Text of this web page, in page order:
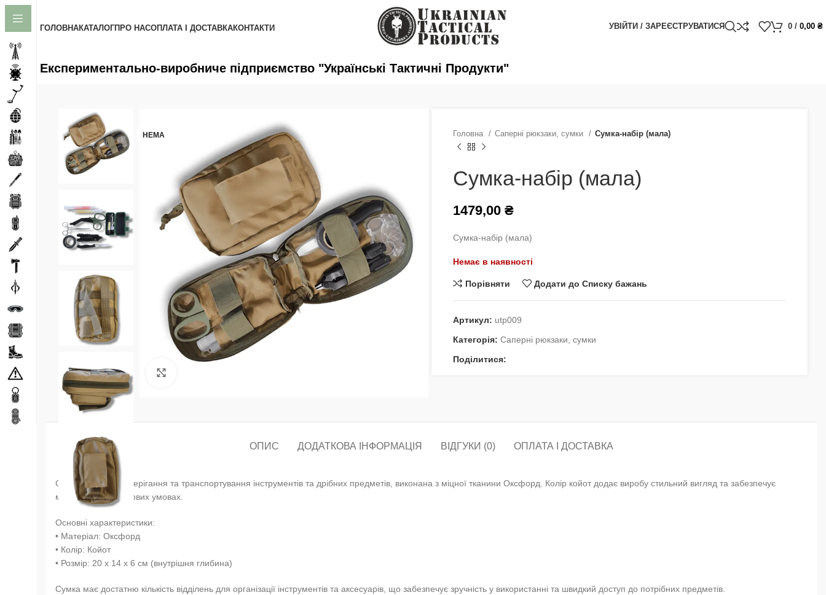
ГОЛОВНАКАТАЛОГПРО НАСОПЛАТА І ДОСТАВКАКОНТАКТИ УВІЙТИ / ЗАРЕЄСТРУВАТИСЯ 0 / 0,00 ₴
Експериментально-виробниче підприємство "Українські Тактичні Продукти"
НЕМА Головна Саперні рюкзаки, сумки Сумка-набір (мала)
Сумка-набір (мала)
1479,00 ₴
Сумка-набір (мала)
Немає в наявності
Порівняти Додати до Списку бажань
Артикул: utp009
Категорія: Саперні рюкзаки, сумки
Поділитися:
ОПИС ДОДАТКОВА ІНФОРМАЦІЯ ВІДГУКИ (0) ОПЛАТА І ДОСТАВКА
Сумка-набір для зберігання та транспортування інструментів та дрібних предметів, виконана з міцної тканини Оксфорд. Колір койот додає виробу стильний вигляд та забезпечує
маскування в польових умовах.
Основні характеристики:
• Матеріал: Оксфорд
• Колір: Койот
• Розмір: 20 x 14 x 6 см (внутрішня глибина)
Сумка має достатню кількість відділень для організації інструментів та аксесуарів, що забезпечує зручність у використанні та швидкий доступ до потрібних предметів.